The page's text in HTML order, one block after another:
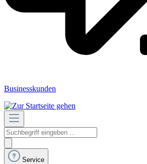
Businesskunden
Service